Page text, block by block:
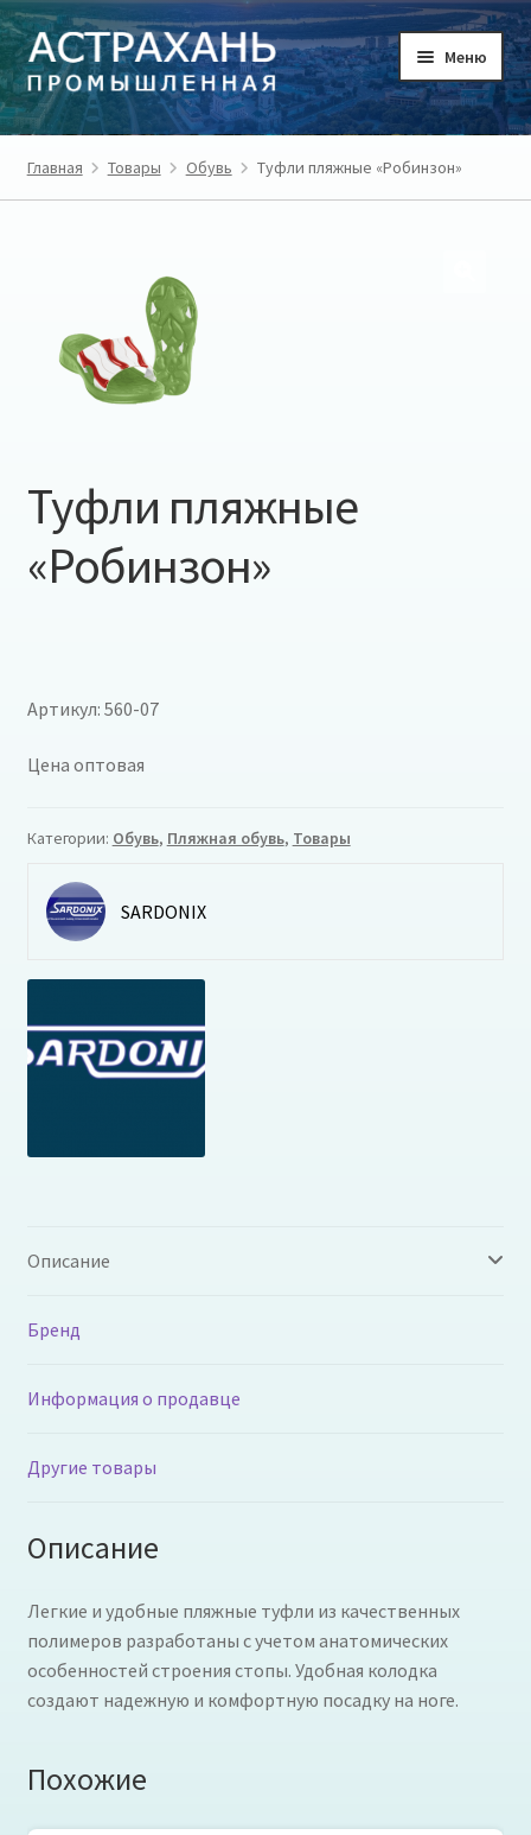
Перейти
к
навигации
Перейти
к
содержимому
Меню
ГЛАВНАЯ
ТОВАРЫ
О ПРОЕКТЕ
Главная Товары Обувь Туфли пляжные «Робинзон»
Туфли пляжные
«Робинзон»
Артикул: 560-07
Цена оптовая
Категории: Обувь, Пляжная обувь, Товары
SARDONIX
Описание
Бренд
Информация о продавце
Другие товары
Описание
Легкие и удобные пляжные туфли из качественных
полимеров разработаны с учетом анатомических
особенностей строения стопы. Удобная колодка
создают надежную и комфортную посадку на ноге.
Похожие